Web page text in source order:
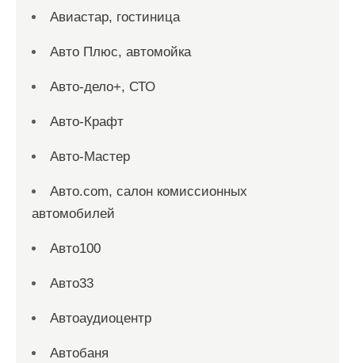
Авиастар, гостиница
Авто Плюс, автомойка
Авто-дело+, СТО
Авто-Крафт
Авто-Мастер
Авто.com, салон комиссионных
автомобилей
Авто100
Авто33
Автоаудиоцентр
Автобаня